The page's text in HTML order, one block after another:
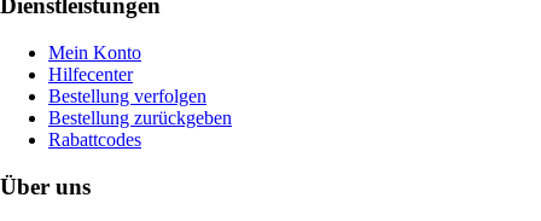
Dienstleistungen
Mein Konto
Hilfecenter
Bestellung verfolgen
Bestellung zurückgeben
Rabattcodes
Über uns